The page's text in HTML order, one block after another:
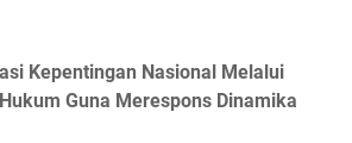
Kepentingan Nasional Melalui
Guna Merespons Dinamika